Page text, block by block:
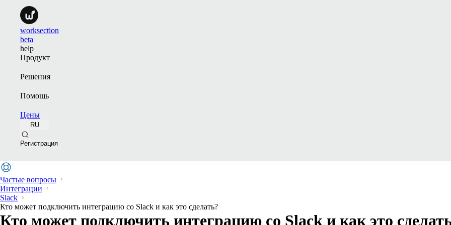
worksection
beta
help
Продукт
Решения
Помощь
Цены
RU
Регистрация
Частые вопросы
Интеграции
Slack
Кто может подключить интеграцию со Slack и как это сделать?
Кто может подключить интеграцию со Slack и как это